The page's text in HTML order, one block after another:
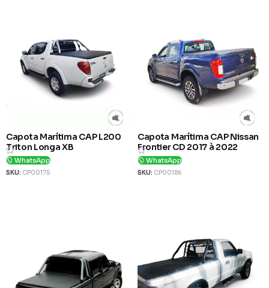
Capota Marítima CAP L200
Triton Longa XB
WhatsApp
SKU: CP00175
Capota Marítima CAP Nissan
Frontier CD 2017 à 2022
WhatsApp
SKU: CP00186